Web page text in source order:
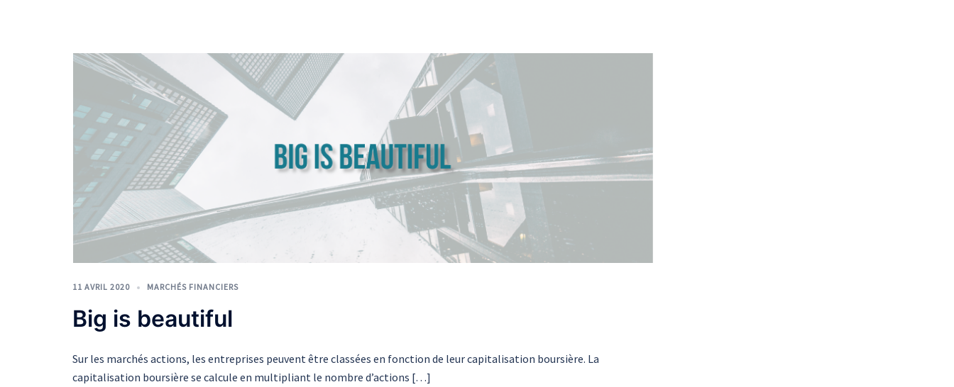
11 AVRIL 2020 MARCHÉS FINANCIERS
Big is beautiful
Sur les marchés actions, les entreprises peuvent être classées en fonction de leur capitalisation boursière. La
capitalisation boursière se calcule en multipliant le nombre d’actions […]